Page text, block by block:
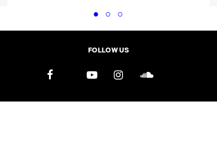
FOLLOW US